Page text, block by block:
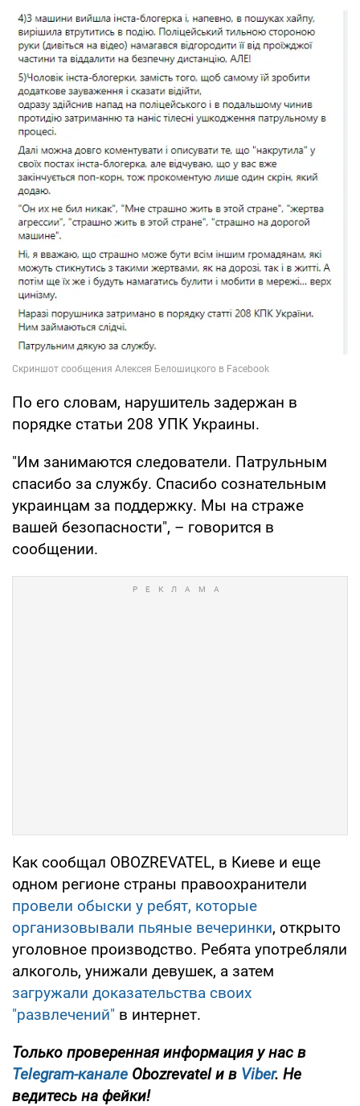
По его словам, нарушитель задержан в
порядке статьи 208 УПК Украины.
"Им занимаются следователи. Патрульным
спасибо за службу. Спасибо сознательным
украинцам за поддержку. Мы на страже
вашей безопасности", – говорится в
сообщении.
Как сообщал OBOZREVATEL, в Киеве и еще
одном регионе страны правоохранители
провели обыски у ребят, которые
организовывали пьяные вечеринки, открыто
уголовное производство. Ребята употребляли
алкоголь, унижали девушек, а затем
загружали доказательства своих
"развлечений" в интернет.
Только проверенная информация у нас в
Telegram-канале Obozrevatel и в Viber. Не
ведитесь на фейки!